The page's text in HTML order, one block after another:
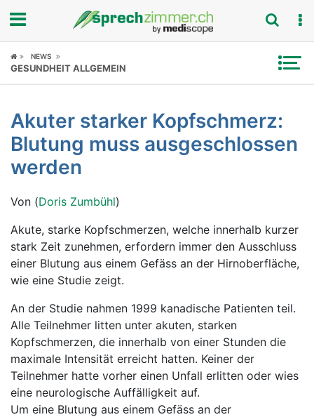
Fokus
Symptome
Untersuchungen
News
Ratgeber
Rubriken
NEWS
GESUNDHEIT ALLGEMEIN
Akuter starker Kopfschmerz:
Blutung muss ausgeschlossen
werden
Von (Doris Zumbühl)
Akute, starke Kopfschmerzen, welche innerhalb kurzer
stark Zeit zunehmen, erfordern immer den Ausschluss
einer Blutung aus einem Gefäss an der Hirnoberfläche,
wie eine Studie zeigt.
An der Studie nahmen 1999 kanadische Patienten teil.
Alle Teilnehmer litten unter akuten, starken
Kopfschmerzen, die innerhalb von einer Stunden die
maximale Intensität erreicht hatten. Keiner der
Teilnehmer hatte vorher einen Unfall erlitten oder wies
eine neurologische Auffälligkeit auf.
Um eine Blutung aus einem Gefäss an der